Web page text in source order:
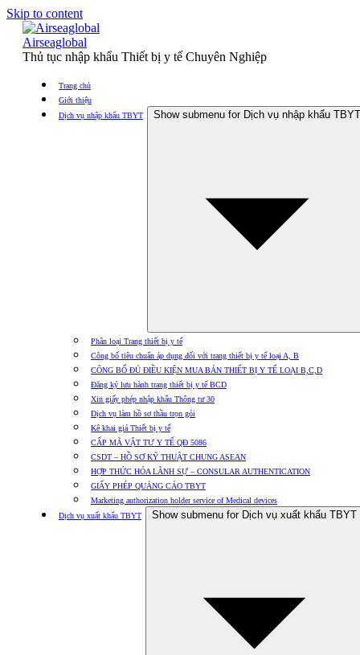
Skip to content
Airseaglobal
Thủ tục nhập khẩu Thiết bị y tế Chuyên Nghiệp
Trang chủ
Giới thiệu
Dịch vụ nhập khẩu TBYT
Show submenu for Dịch vụ nhập khẩu TBYT
Phân loại Trang thiết bị y tế
Công bố tiêu chuẩn áp dụng đối với trang thiết bị y tế loại A, B
CÔNG BỐ ĐỦ ĐIỀU KIỆN MUA BÁN THIẾT BỊ Y TẾ LOẠI B,C,D
Đăng ký lưu hành trang thiết bị y tế BCD
Xin giấy phép nhập khẩu Thông tư 30
Dịch vụ làm hồ sơ thầu trọn gói
Kê khai giá Thiết bị y tế
CẤP MÃ VẬT TƯ Y TẾ QĐ 5086
CSDT – HỒ SƠ KỸ THUẬT CHUNG ASEAN
HỢP THỨC HÓA LÃNH SỰ – CONSULAR AUTHENTICATION
GIẤY PHÉP QUẢNG CÁO TBYT
Marketing authorization holder service of Medical devices
Dịch vụ xuất khẩu TBYT
Show submenu for Dịch vụ xuất khẩu TBYT